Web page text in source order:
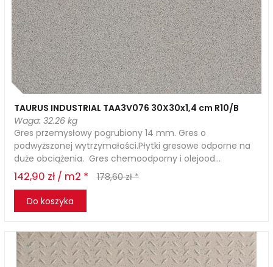
TAURUS INDUSTRIAL TAA3V076 30X30x1,4 cm R10/B
Waga: 32.26 kg
Gres przemysłowy pogrubiony 14 mm. Gres o
podwyższonej wytrzymałości.Płytki gresowe odporne na
duże obciążenia. Gres chemoodporny i olejood...
142,90 zł / m2 *
178,60 zł *
Do koszyka